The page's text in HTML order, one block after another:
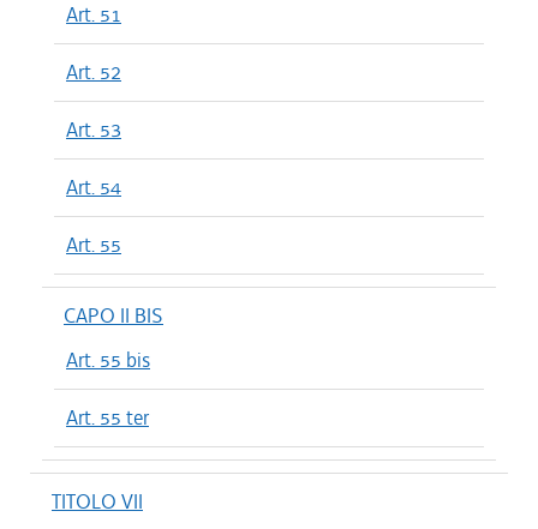
Art. 51
Art. 52
Art. 53
Art. 54
Art. 55
CAPO II BIS
Art. 55 bis
Art. 55 ter
TITOLO VII